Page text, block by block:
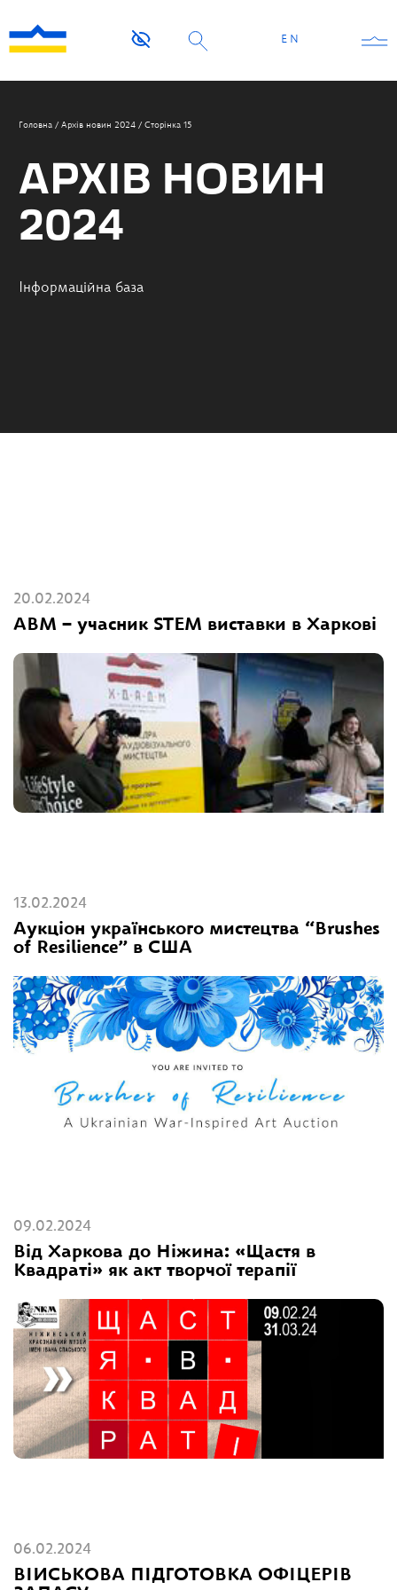
EN
Головна / Архів новин 2024 / Сторінка 15
АРХІВ НОВИН
2024
Інформаційна база
20.02.2024
АВМ – учасник STEM виставки в Харковi
13.02.2024
Аукціон українського мистецтва “Brushes
of Resilience” в США
09.02.2024
Від Харкова до Ніжина: «Щастя в
Квадраті» як акт творчої терапії
06.02.2024
ВІЙСЬКОВА ПІДГОТОВКА ОФІЦЕРІВ